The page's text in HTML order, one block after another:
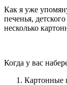
Как я уже
печенья,
несколько
Когда у вас
Картонные